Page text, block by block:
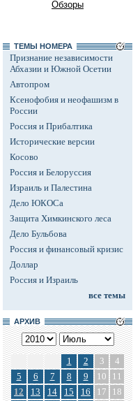
Обзоры
ТЕМЫ НОМЕРА
Признание независимости
Абхазии и Южной Осетии
Автопром
Ксенофобия и неофашизм в
России
Россия и Прибалтика
Исторические версии
Косово
Россия и Белоруссия
Израиль и Палестина
Дело ЮКОСа
Защита Химкинского леса
Дело Бульбова
Россия и финансовый кризис
Доллар
Россия и Израиль
все темы
АРХИВ
1 2 3
4
5
6 7 8 9 10
11
12
13 14 15 16 17
18